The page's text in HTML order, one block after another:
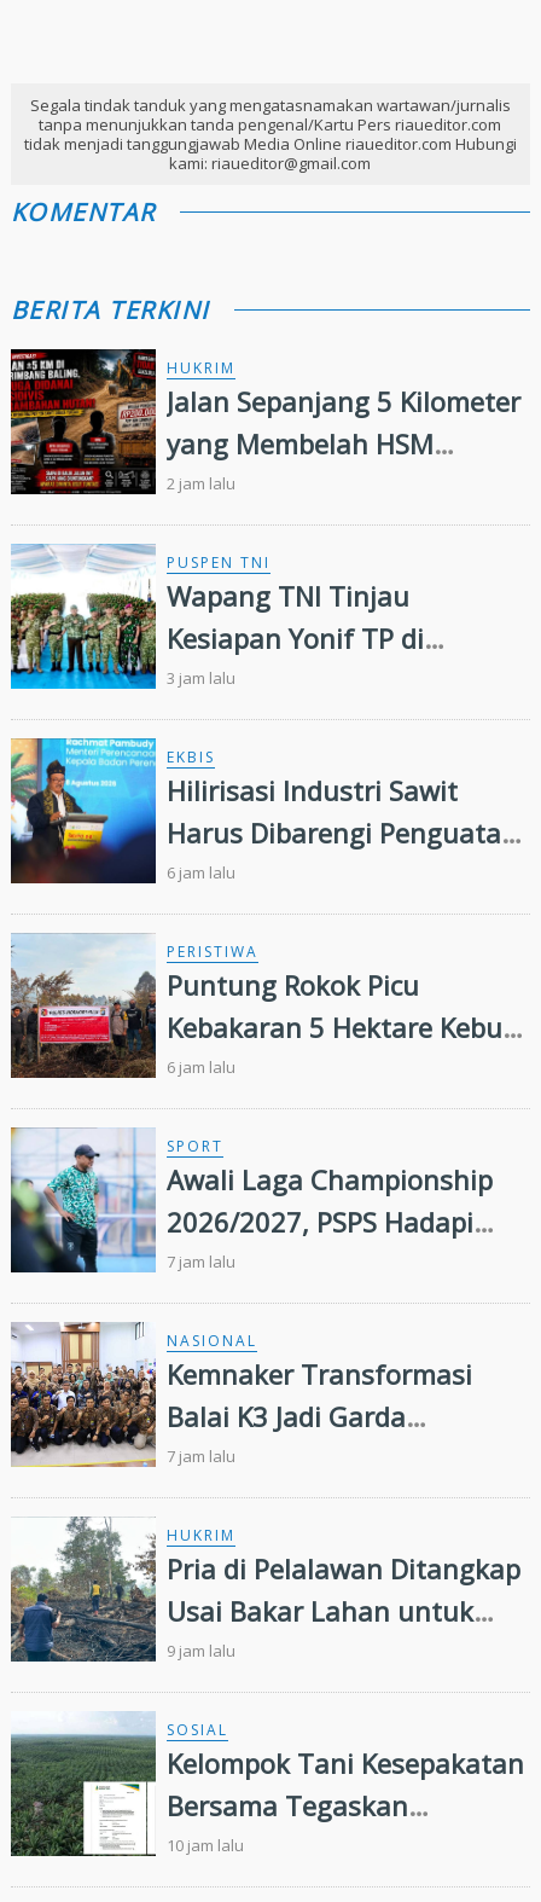
Segala tindak tanduk yang mengatasnamakan wartawan/jurnalis
tanpa menunjukkan tanda pengenal/Kartu Pers riaueditor.com
tidak menjadi tanggungjawab Media Online riaueditor.com Hubungi
kami: riaueditor@gmail.com
KOMENTAR
BERITA TERKINI
HUKRIM
Jalan Sepanjang 5 Kilometer
yang Membelah HSM
Rimbang Baling Diduga
Didanai Residivis
Perambahan Hutan
2 jam lalu
PUSPEN TNI
Wapang TNI Tinjau
Kesiapan Yonif TP di
Sumatera Utara
3 jam lalu
EKBIS
Hilirisasi Industri Sawit
Harus Dibarengi Penguatan
Ekosistem Hulu hingga Hilir
6 jam lalu
PERISTIWA
Puntung Rokok Picu
Kebakaran 5 Hektare Kebun
Sawit
6 jam lalu
SPORT
Awali Laga Championship
2026/2027, PSPS Hadapi
PSIS Malam Ini
7 jam lalu
NASIONAL
Kemnaker Transformasi
Balai K3 Jadi Garda
Terdepan Pencegahan
Kecelakaan Kerja
7 jam lalu
HUKRIM
Pria di Pelalawan Ditangkap
Usai Bakar Lahan untuk
Kebun Sawit
9 jam lalu
SOSIAL
Kelompok Tani Kesepakatan
Bersama Tegaskan
Penugasan Pengelolaan
Lahan Eks Ationg Legal
10 jam lalu